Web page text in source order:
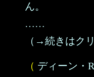
ん。
……
（→続きはク
（ ディーン・